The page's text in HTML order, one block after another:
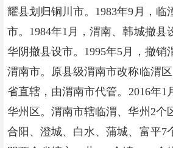
耀县划归铜川市。1983年9月，临
市。1984年1月，渭南、韩城撤县
华阴撤县设市。1995年5月，撤销
渭南市。原县级渭南市改称临渭
省直辖，由渭南市代管。2016年1
华州区。渭南市辖临渭、华州2个
合阳、澄城、白水、蒲城、富平7